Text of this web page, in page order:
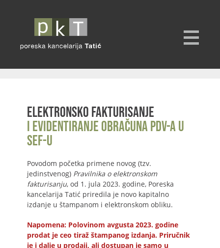
Elektronsko fakturisanje
i evidentiranje obračuna PDV-a u
SEF-u
Povodom početka primene novog (tzv.
jedinstvenog) Pravilnika o elektronskom
fakturisanju, od 1. jula 2023. godine, Poreska
kancelarija Tatić priredila je novo kapitalno
izdanje u štampanom i elektronskom obliku.
Napomena: Polovinom avgusta 2023. godine
prodat je ceo tiraž štampanog izdanja. Priručnik
je i dalje u prodaji, ali dostupan je samo u